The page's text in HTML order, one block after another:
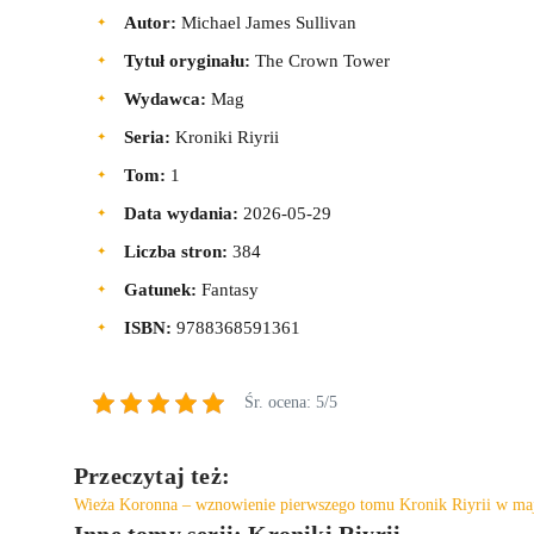
Autor: Michael James Sullivan
Tytuł oryginału: The Crown Tower
Wydawca: Mag
Seria: Kroniki Riyrii
Tom: 1
Data wydania: 2026-05-29
Liczba stron: 384
Gatunek: Fantasy
ISBN: 9788368591361
Śr. ocena: 5/5
Przeczytaj też:
Wieża Koronna – wznowienie pierwszego tomu Kronik Riyrii w